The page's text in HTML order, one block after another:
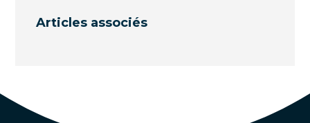
Articles associés